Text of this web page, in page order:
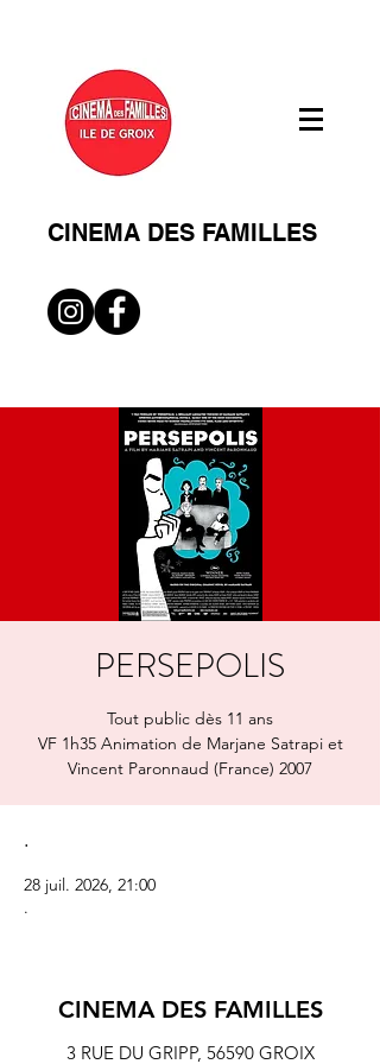
CINEMA DES FAMILLES
PERSEPOLIS
Tout public dès 11 ans
VF 1h35 Animation de Marjane Satrapi et
Vincent Paronnaud (France) 2007
.
28 juil. 2026, 21:00
.
CINEMA DES FAMILLES
3 RUE DU GRIPP, 56590 GROIX